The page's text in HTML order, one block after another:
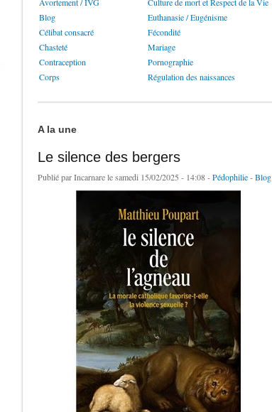
Blog
Euthanasie / Eugénisme
Célibat consacré
Fécondité
Chasteté
Mariage
Contraception
Pornographie
Corps
Régulation des naissances
A la une
Le silence des bergers
Publié parIncarnarele samedi 15/02/2025 - 14:08 -Pédophilie-Blog